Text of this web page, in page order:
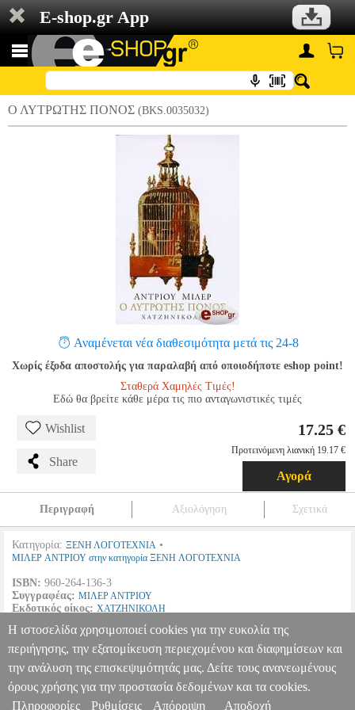
E-shop.gr App
Ο ΛΥΤΡΩΤΗΣ ΠΟΝΟΣ (BKS.0035032)
Αναμένεται νέα διαθεσιμότητα μετά τις 24-8
Χωρίς έξοδα αποστολής για παραλαβή από οποιοδήποτε eshop point!
Σταθερά Χαμηλές Τιμές!
Εδώ θα βρείτε κάθε μέρα τις πιο ανταγωνιστικές τιμές
Wishlist
Share
17.25 €
Προτεινόμενη λιανική 19.17 €
Αγορά
Περιγραφή Αξιολόγηση Σχετικά
Κατηγορία: ΞΕΝΗ ΛΟΓΟΤΕΧΝΙΑ •
ΜΙΛΕΡ ΑΝΤΡΙΟΥ στην κατηγορία ΞΕΝΗ ΛΟΓΟΤΕΧΝΙΑ
ISBN: 960-264-136-3
Συγγραφέας: ΜΙΛΕΡ ΑΝΤΡΙΟΥ
Εκδοτικός οίκος: ΧΑΤΖΗΝΙΚΟΛΗ
Σελίδες:365
Ημερομηνία Έκδοσης: 1999
Ο ΛΥΤΡΩΤΗΣ ΠΟΝΟΣ BKS.0035032 BKS.0035032 ΜΙΛΕΡ
ΑΝΤΡΙΟΥ ΜΙΛΕΡ ΑΝΤΡΙΟΥ ΞΕΝΗ ΛΟΓΟΤΕΧΝΙΑ Κατηγορία:
ΞΕΝΗ ΛΟΓΟΤΕΧΝΙΑ •ΜΙΛΕΡ ΑΝΤΡΙΟΥ στην κατηγορία
Η ιστοσελίδα χρησιμοποιεί cookies για την ευκολία της
περιήγησης, την εξατομίκευση περιεχομένου και διαφημίσεων και
την ανάλυση της επισκεψιμότητάς μας. Δείτε τους ανανεωμένους
όρους χρήσης για την προστασία δεδομένων και τα cookies.
Πληροφορίες
Ρυθμίσεις Απόρριψη Αποδοχή